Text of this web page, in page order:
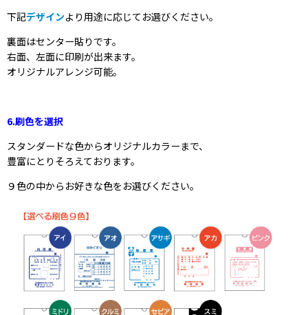
下記デザインより用途に応じてお選びください。
裏面はセンター貼りです。
右面、左面に印刷が出来ます。
オリジナルアレンジ可能。
6.刷色を選択
スタンダードな色からオリジナルカラーまで、
豊富にとりそろえております。
９色の中からお好きな色をお選びください。